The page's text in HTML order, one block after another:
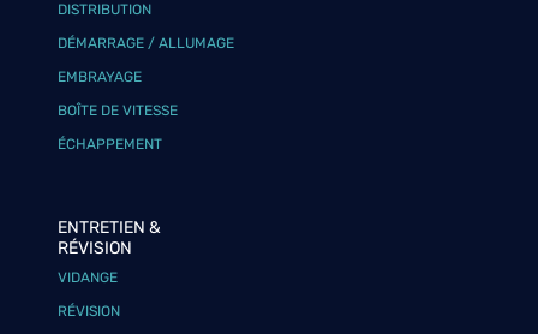
DISTRIBUTION
DÉMARRAGE / ALLUMAGE
EMBRAYAGE
BOÎTE DE VITESSE
ÉCHAPPEMENT
ENTRETIEN &
RÉVISION
VIDANGE
RÉVISION